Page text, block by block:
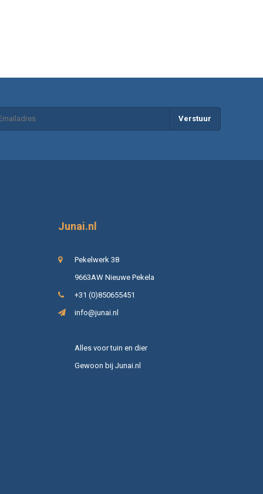
Verstuur
Junai.nl
Pekelwerk 38
9663AW Nieuwe Pekela
+31 (0)850655451
info@junai.nl
Alles voor tuin en dier
Gewoon bij Junai.nl